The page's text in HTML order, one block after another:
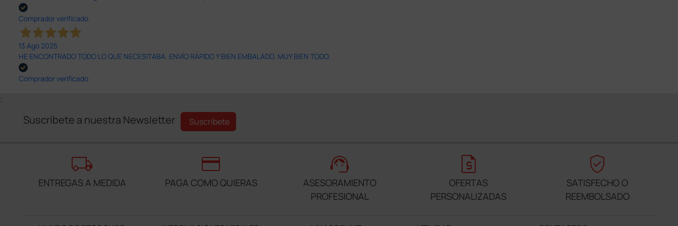
Comprador verificado
13 Ago 2025
HE ENCONTRADO TODO LO QUE NECESITABA. ENVÍO RÁPIDO Y BIEN EMBALADO. MUY BIEN TODO.
Comprador verificado
;
Suscríbete a nuestra Newsletter Suscríbete
local_shipping
ENTREGAS A MEDIDA
credit_card
PAGA COMO QUIERAS
support_agent
ASESORAMIENTO
PROFESIONAL
request_quote
OFERTAS
PERSONALIZADAS
verified_user
SATISFECHO O
REEMBOLSADO